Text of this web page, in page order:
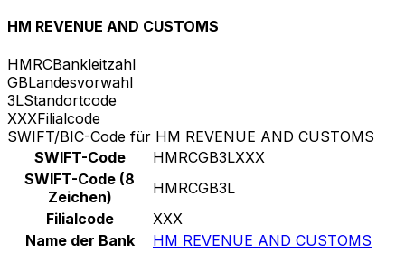
HM REVENUE AND CUSTOMS
HMRCBankleitzahl
GBLandesvorwahl
3LStandortcode
XXXFilialcode
SWIFT/BIC-Code für HM REVENUE AND CUSTOMS
SWIFT-Code
HMRCGB3LXXX
SWIFT-Code (8
Zeichen)
HMRCGB3L
Filialcode
XXX
Name der Bank
HM REVENUE AND CUSTOMS